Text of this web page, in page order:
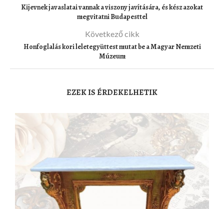
Kijevnek javaslatai vannak a viszony javítására, és kész azokat
megvitatni Budapesttel
Következő cikk
Honfoglalás kori leletegyüttest mutat be a Magyar Nemzeti
Múzeum
EZEK IS ÉRDEKELHETIK